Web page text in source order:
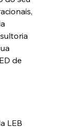
de
LEB